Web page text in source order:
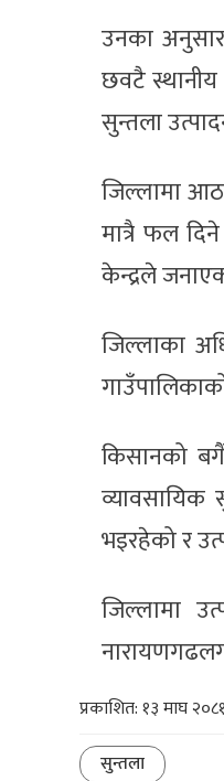
उनका
छवटै
सुन्तला
जिल्लामा
मात्रै फल
केन्द्रले
जिल्लाका
किसानको
भइरहेको र
जिल्लामा
प्रकाशित: १३ माघ
सुन्तला